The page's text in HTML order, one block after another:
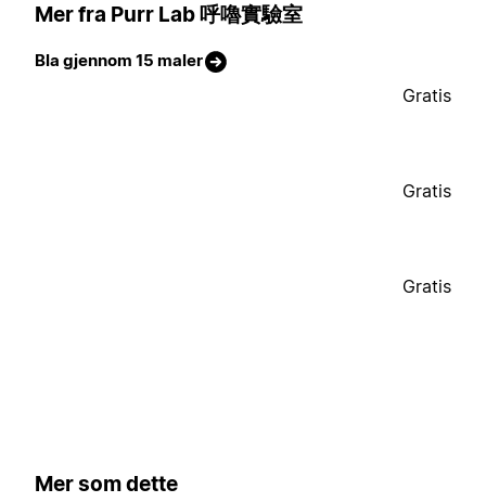
Mer fra Purr Lab 呼嚕實驗室
Bla gjennom 15 maler
Gratis
Gratis
Gratis
Mer som dette